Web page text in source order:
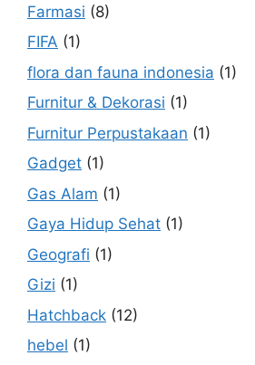
Farmasi (8)
FIFA (1)
flora dan fauna indonesia (1)
Furnitur & Dekorasi (1)
Furnitur Perpustakaan (1)
Gadget (1)
Gas Alam (1)
Gaya Hidup Sehat (1)
Geografi (1)
Gizi (1)
Hatchback (12)
hebel (1)